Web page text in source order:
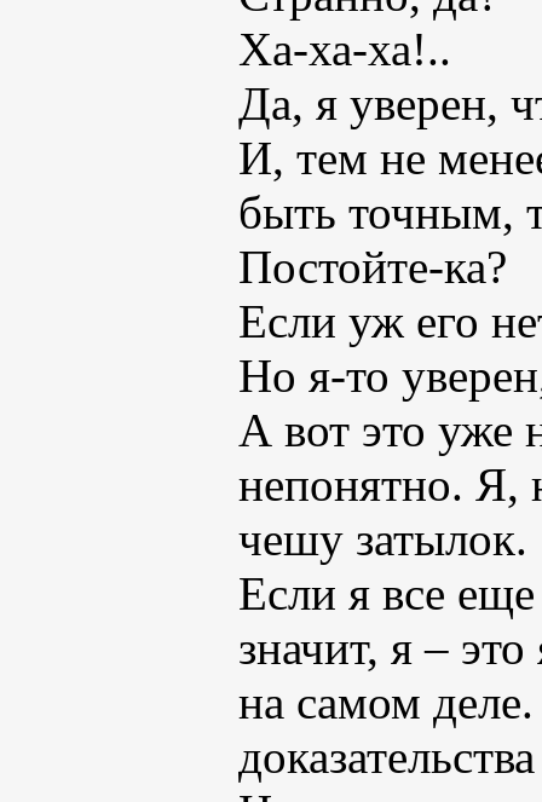
Ха-ха-ха!..
Да, я уверен,
И, тем не
быть точным,
Постойте-ка?
Если уж его
Но я-то
А вот это уже
непонятно. Я,
чешу затылок.
Если я все
значит, я –
на самом